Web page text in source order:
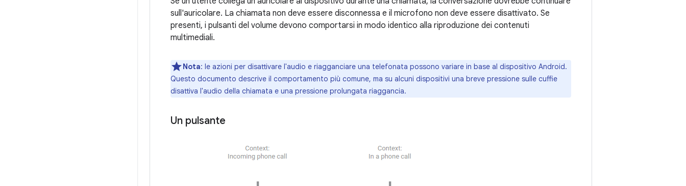
sull'auricolare. La chiamata non deve essere disconnessa e il microfono non deve essere disattivato. Se
presenti, i pulsanti del volume devono comportarsi in modo identico alla riproduzione dei contenuti
multimediali.
Nota: le azioni per disattivare l'audio e riagganciare una telefonata possono variare in base al dispositivo Android.
Questo documento descrive il comportamento più comune, ma su alcuni dispositivi una breve pressione sulle cuffie
disattiva l'audio della chiamata e una pressione prolungata riaggancia.
Un pulsante